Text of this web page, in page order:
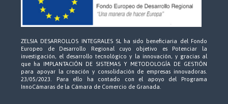
ZELSIA DESARROLLOS INTEGRALES SL ha sido beneficiaria del Fondo
Europeo de Desarrollo Regional cuyo objetivo es Potenciar la
investigación, el desarrollo tecnológico y la innovación, y gracias al
que ha IMPLANTACIÓN DE SISTEMAS Y METODOLOGÍA DE GESTIÓN
para apoyar la creación y consolidación de empresas innovadoras.
23/05/2023. Para ello ha contado con el apoyo del Programa
InnoCámaras de la Cámara de Comercio de Granada.